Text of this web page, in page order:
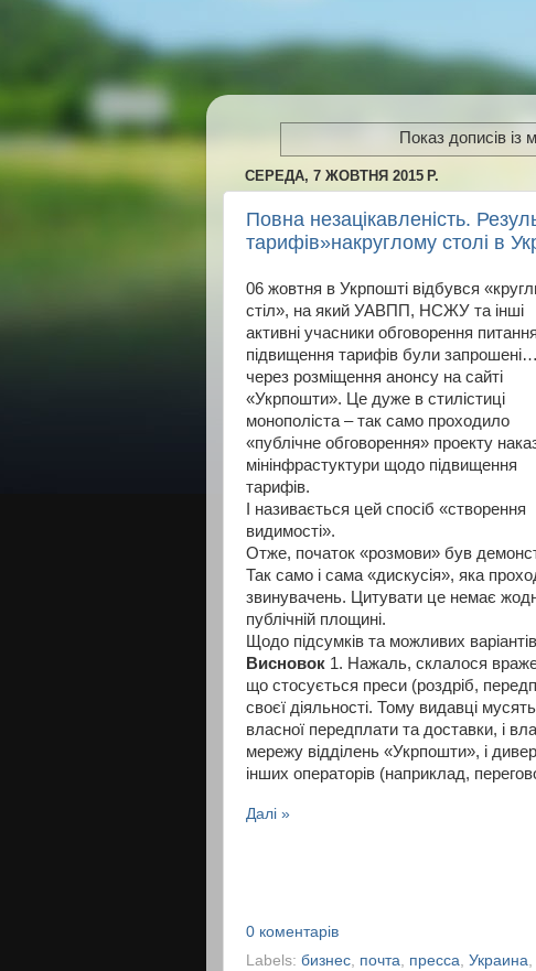
Показ дописів із
СЕРЕДА, 7 ЖОВТНЯ 2015 Р.
Повна незацікавленість.
тарифів»накруглому столі в
06 жовтня в Укрпошті відбувся
стіл», на який УАВПП, НСЖУ та інші
активні учасники обговорення питання
підвищення тарифів були запрошені…
через розміщення анонсу на сайті
«Укрпошти». Це дуже в стилістиці
монополіста – так само проходило
«публічне обговорення» проекту
мінінфрастуктури щодо підвищення
тарифів.
І називається цей спосіб «створення
видимості».
Отже, початок «розмови» був
Так само і сама «дискусія», яка
звинувачень. Цитувати це немає
публічній площині.
Щодо підсумків та можливих
Висновок 1. Нажаль, склалося
що стосується преси (роздріб,
своєї діяльності. Тому видавці
власної передплати та доставки, і
мережу відділень «Укрпошти», і
інших операторів (наприклад,
Далі »
0 коментарів
Labels: бизнес, почта, пресса, Украина,